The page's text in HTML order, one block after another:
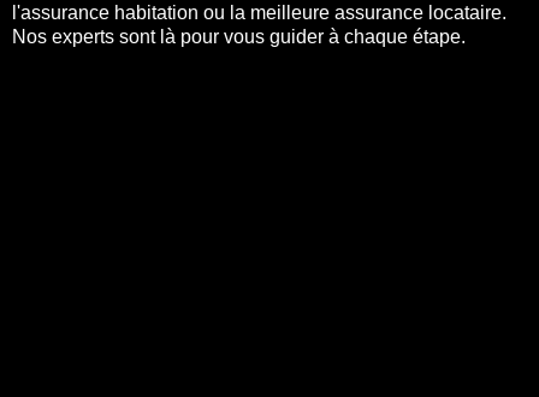
l'assurance habitation ou la meilleure assurance locataire.
Nos experts sont là pour vous guider à chaque étape.